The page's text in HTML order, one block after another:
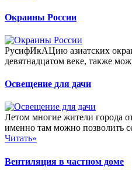
Окраины России
РусифИкАЦию азиатских
девятнадцатом веке, также
Освещение для дачи
Летом многие жители города
именно там можно позволить
Читать»
Вентиляция в частном доме